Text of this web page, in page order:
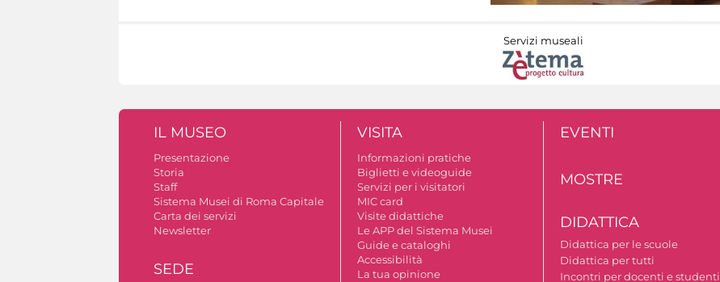
Servizi museali
IL MUSEO
Presentazione
Storia
Staff
Sistema Musei di Roma Capitale
Carta dei servizi
Newsletter
SEDE
VISITA
Informazioni pratiche
Biglietti e videoguide
Servizi per i visitatori
MIC card
Visite didattiche
Le APP del Sistema Musei
Guide e cataloghi
Accessibilità
La tua opinione
EVENTI
MOSTRE
DIDATTICA
Didattica per le scuole
Didattica per tutti
Incontri per docenti e studenti